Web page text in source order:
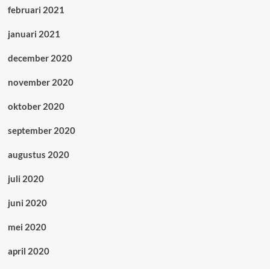
februari 2021
januari 2021
december 2020
november 2020
oktober 2020
september 2020
augustus 2020
juli 2020
juni 2020
mei 2020
april 2020